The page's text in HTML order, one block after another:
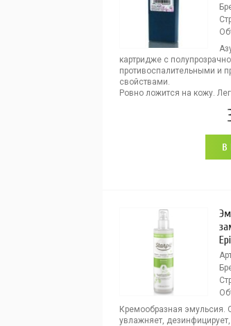
картридже с
противоспалительными и
свойствами.
Ровно ложится на кожу.
В
Кремообразная эмульсия.
увлажняет,